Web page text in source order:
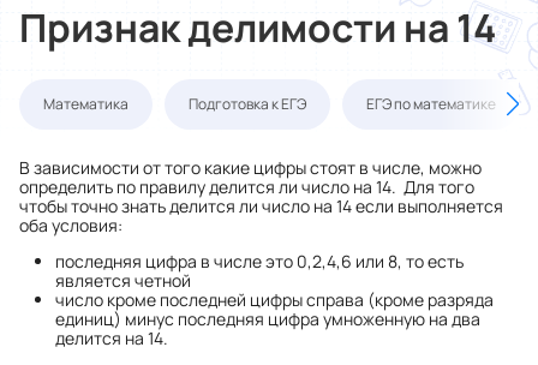
Признак делимости на 14
Математика Подготовка к ЕГЭ ЕГЭ по математике
В зависимости от того какие цифры стоят в числе, можно
определить по правилу делится ли число на 14. Для того
чтобы точно знать делится ли число на 14 если выполняется
оба условия:
последняя цифра в числе это 0,2,4,6 или 8, то есть
является четной
число кроме последней цифры справа (кроме разряда
единиц) минус последняя цифра умноженную на два
делится на 14.